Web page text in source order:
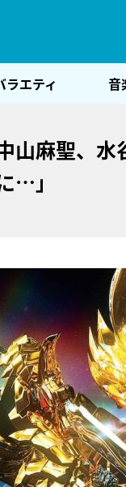
ラエティ 音
山麻聖、
…」